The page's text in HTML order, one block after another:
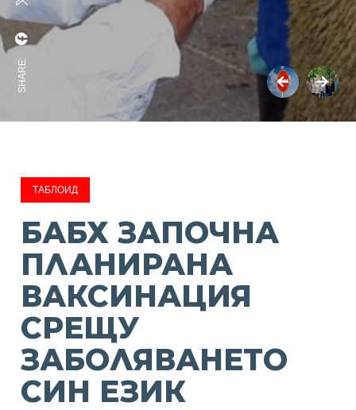
SHARE:
ТАБЛОИД
БАБХ ЗАПОЧНА
ПЛАНИРАНА
ВАКСИНАЦИЯ
СРЕЩУ
ЗАБОЛЯВАНЕТО
СИН ЕЗИК